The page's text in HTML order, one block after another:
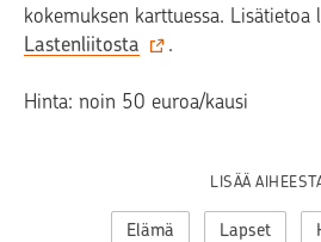
kokemuksen karttuessa. Lisätietoa
Lastenliitosta
.
Hinta: noin 50 euroa/kausi
LISÄÄ
Elämä Lapset